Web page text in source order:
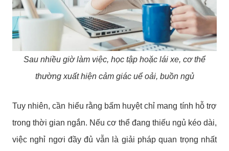
Sau nhiều giờ làm việc, học tập hoặc lái xe, cơ thể
thường xuất hiện cảm giác uể oải, buồn ngủ
Tuy nhiên, cần hiểu rằng bấm huyệt chỉ mang tính hỗ trợ
trong thời gian ngắn. Nếu cơ thể đang thiếu ngủ kéo dài,
việc nghỉ ngơi đầy đủ vẫn là giải pháp quan trọng nhất